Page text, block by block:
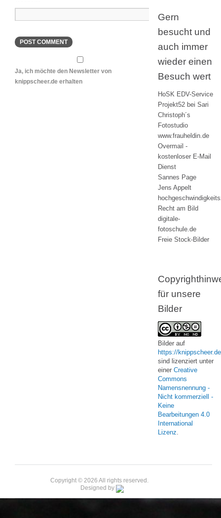
Ja, ich möchte den Newsletter von
knippscheer.de erhalten
Gern
besucht und
auch immer
wieder einen
Besuch wert
HoSK EDV-Service
Projekt52 bei Sari
Christoph´s
Fotostudio
www.frauheldin.de
Overmail -
kostenloser E-Mail
Dienst
Sannes Page
Jens Appelt
Recht am Bild
digitale-
fotoschule.de
Freie Stock-Bilder
für unsere
Bilder
Bilder auf
https://knippscheer.de
sind lizenziert unter
einer Creative
Commons
Namensnennung -
Nicht kommerziell -
Keine
Bearbeitungen 4.0
International
Lizenz.
Copyright © 2026 All rights reserved.
Designed by